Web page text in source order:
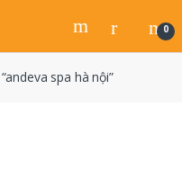
0
spa hà nội”